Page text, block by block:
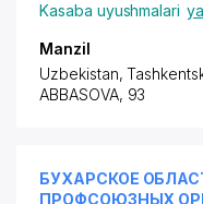
Kasaba uyushmalari
Manzil
Uzbekistan,
ABBASOVA, 93
БУХАРСКОЕ
ПРОФСОЮЗНЫХ